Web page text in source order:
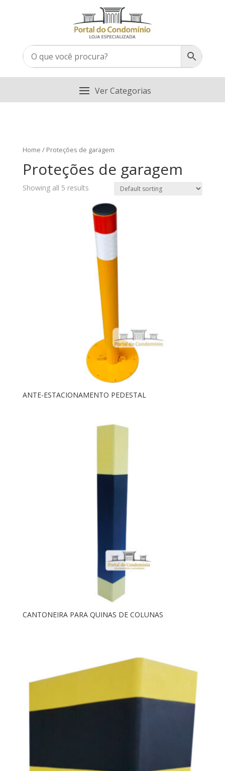
Home / Proteções de garagem
Proteções de garagem
Showing all 5 results
ANTE-ESTACIONAMENTO PEDESTAL
CANTONEIRA PARA QUINAS DE COLUNAS